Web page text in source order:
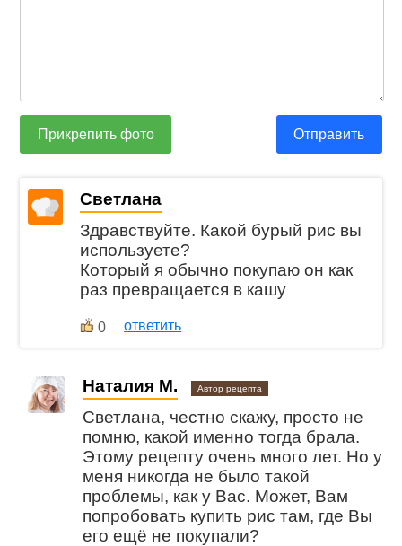
Прикрепить фото Отправить
Светлана
Здравствуйте. Какой бурый рис вы
используете?
Который я обычно покупаю он как
раз превращается в кашу
0 ответить
Наталия М. Автор рецепта
Светлана, честно скажу, просто не
помню, какой именно тогда брала.
Этому рецепту очень много лет. Но у
меня никогда не было такой
проблемы, как у Вас. Может, Вам
попробовать купить рис там, где Вы
его ещё не покупали?